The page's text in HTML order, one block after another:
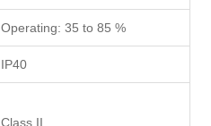
Operating: 35 to 85 %
IP40
Class II